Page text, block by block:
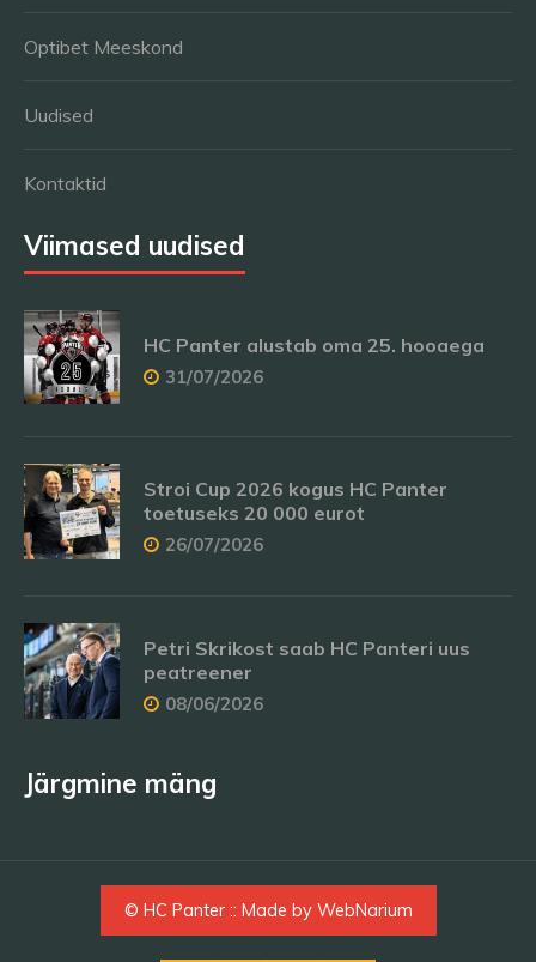
Optibet Meeskond
Uudised
Kontaktid
Viimased uudised
HC Panter alustab oma 25. hooaega
31/07/2026
Stroi Cup 2026 kogus HC Panter
toetuseks 20 000 eurot
26/07/2026
Petri Skrikost saab HC Panteri uus
peatreener
08/06/2026
Järgmine mäng
© HC Panter :: Made by WebNarium